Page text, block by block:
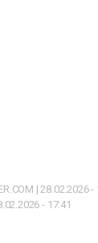
| 28.02.2026
- 17:41